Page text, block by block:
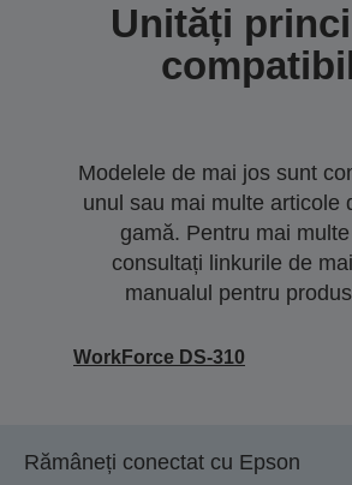
Unități
Modelele de mai jos sunt
unul sau mai multe articole
gamă. Pentru mai
consultați linkurile de
manualul pentru
WorkForce DS-310
Rămâneți conectat cu Epson